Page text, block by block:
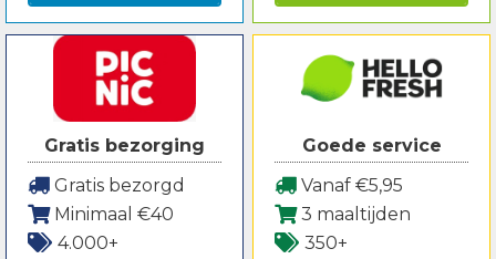
Gratis bezorging
Gratis bezorgd
Minimaal €40
4.000+
Goede service
Vanaf €5,95
3 maaltijden
350+